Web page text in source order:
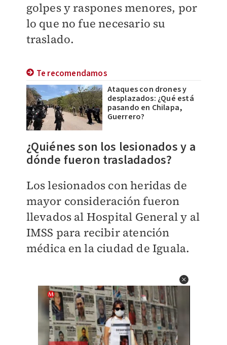
golpes y raspones menores, por
lo que no fue necesario su
traslado.
Te recomendamos
Ataques con drones y
desplazados: ¿Qué está
pasando en Chilapa,
Guerrero?
¿Quiénes son los lesionados y a
dónde fueron trasladados?
Los lesionados con heridas de
mayor consideración fueron
llevados al Hospital General y al
IMSS para recibir atención
médica en la ciudad de Iguala.